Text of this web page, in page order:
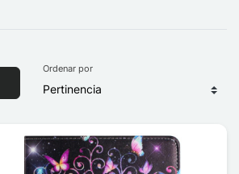
Ordenar por